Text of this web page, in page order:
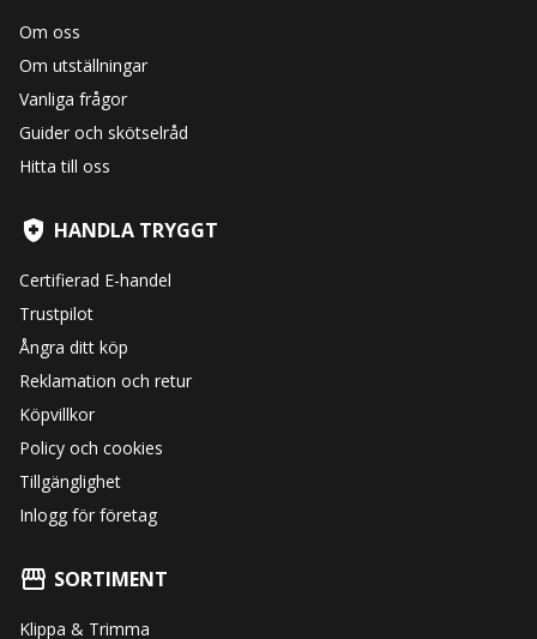
Om oss
Om utställningar
Vanliga frågor
Guider och skötselråd
Hitta till oss
HANDLA TRYGGT
Certifierad E-handel
Trustpilot
Ångra ditt köp
Reklamation och retur
Köpvillkor
Policy och cookies
Tillgänglighet
Inlogg för företag
SORTIMENT
Klippa & Trimma